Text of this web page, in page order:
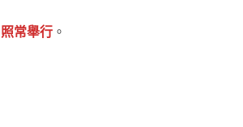
常舉行 。